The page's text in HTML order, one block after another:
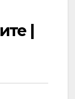
|